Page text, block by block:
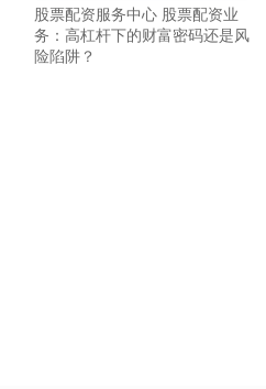
股票配资服务中心 股票配资业
务：高杠杆下的财富密码还是风
险陷阱？